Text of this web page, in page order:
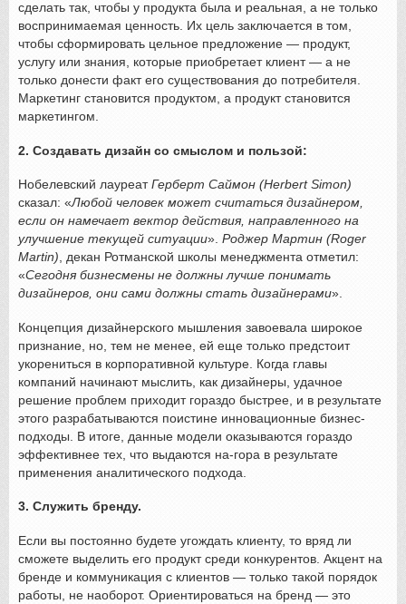
сделать так, чтобы у продукта была и реальная, а не только
воспринимаемая ценность. Их цель заключается в том,
чтобы сформировать цельное предложение — продукт,
услугу или знания, которые приобретает клиент — а не
только донести факт его существования до потребителя.
Маркетинг становится продуктом, а продукт становится
маркетингом.
2. Создавать дизайн со смыслом и пользой:
Нобелевский лауреатГерберт Саймон (Herbert Simon)
сказал: «Любой человек может считаться дизайнером,
если он намечает вектор действия, направленного на
улучшение текущей ситуации». Роджер Мартин (Roger
Martin), декан Ротманской школы менеджмента отметил:
«Сегодня бизнесмены не должны лучше понимать
дизайнеров, они сами должны стать дизайнерами».
Концепция дизайнерского мышления завоевала широкое
признание, но, тем не менее, ей еще только предстоит
укорениться в корпоративной культуре. Когда главы
компаний начинают мыслить, как дизайнеры, удачное
решение проблем приходит гораздо быстрее, и в результате
этого разрабатываются поистине инновационные бизнес-
подходы. В итоге, данные модели оказываются гораздо
эффективнее тех, что выдаются на-гора в результате
применения аналитического подхода.
3. Служить бренду.
Если вы постоянно будете угождать клиенту, то вряд ли
сможете выделить его продукт среди конкурентов. Акцент на
бренде и коммуникация с клиентов — только такой порядок
работы, не наоборот. Ориентироваться на бренд — это